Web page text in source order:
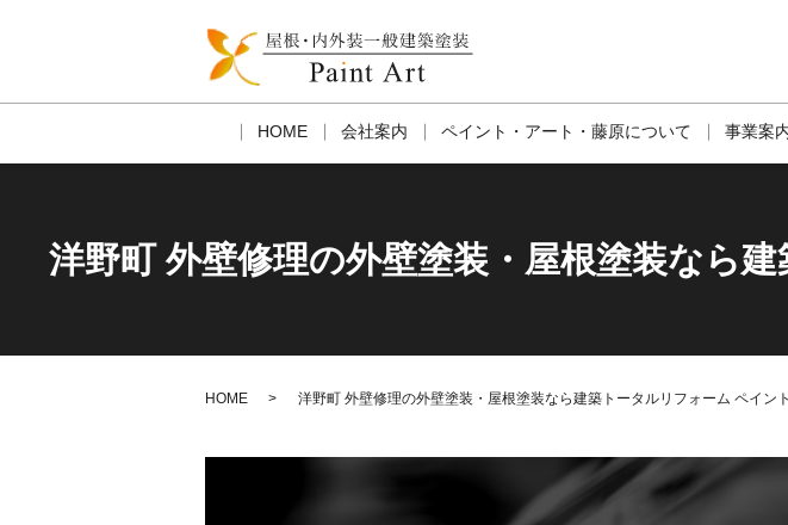
HOME 会社案内 ペイント・アート・藤原について 事業案
洋野町 外壁修理の外壁塗装・屋根塗装なら
HOME 洋野町 外壁修理の外壁塗装・屋根塗装なら建築トータルリフォーム ペイン